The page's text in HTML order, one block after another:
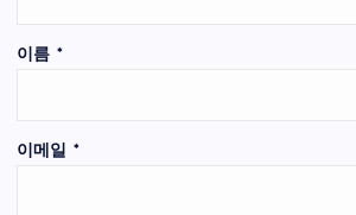
이름 *
이메일 *